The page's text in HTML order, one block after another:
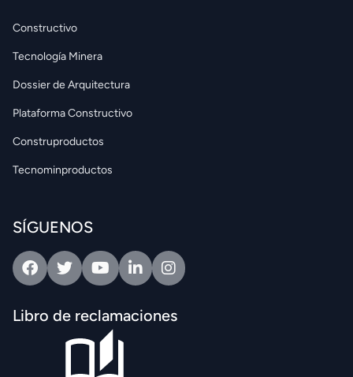
Constructivo
Tecnología Minera
Dossier de Arquitectura
Plataforma Constructivo
Construproductos
Tecnominproductos
SÍGUENOS
FacebookTwitterYoutubeLinkedinIntagram
Libro de reclamaciones